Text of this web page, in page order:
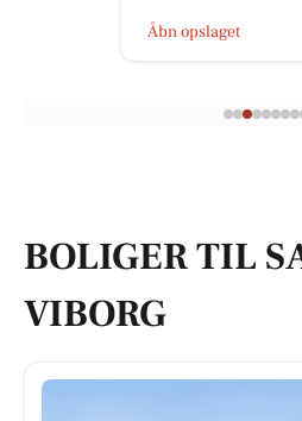
Åbn opslaget
BOLIGER TIL
VIBORG